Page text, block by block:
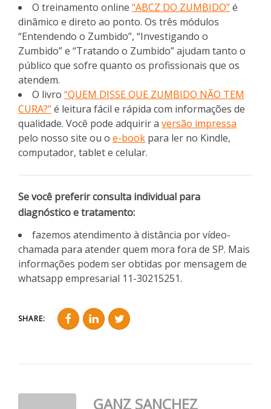
O treinamento online “ABCZ DO ZUMBIDO”é
dinâmico e direto ao ponto. Os três módulos
“Entendendo o Zumbido”, “Investigando o
Zumbido” e “Tratando o Zumbido” ajudam tanto o
público que sofre quanto os profissionais que os
atendem.
O livro “QUEM DISSE QUE ZUMBIDO NÃO TEM
CURA?”é leitura fácil e rápida com informações de
qualidade. Você pode adquirir a versão impressa
pelo nosso site ou o e-book para ler no Kindle,
computador, tablet e celular.
Se você preferir consulta individual para
diagnóstico e tratamento:
fazemos atendimento à distância por vídeo-
chamada para atender quem mora fora de SP. Mais
informações podem ser obtidas por mensagem de
whatsapp empresarial 11-30215251.
SHARE:
GANZ SANCHEZ